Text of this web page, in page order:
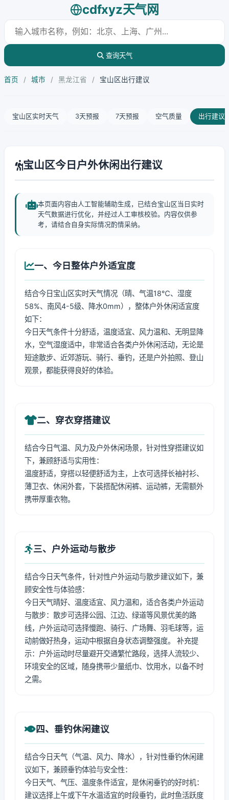
cdfxyz天气网
查询天气
首页 / 城市 / 黑龙江省 / 宝山区出行建议
宝山区实时天气 3天预报 7天预报 空气质量 出行建议
宝山区今日户外休闲出行建议
本页面内容由人工智能辅助生成，已结合宝山区当日实时
天气数据进行优化，并经过人工审核校验。内容仅供参
考，请结合自身实际情况酌情采纳。
一、今日整体户外适宜度
结合今日宝山区实时天气情况（晴、气温18℃、湿度
58%、南风4-5级、降水0mm），整体户外休闲适宜度
如下：
今日天气条件十分舒适，温度适宜、风力温和、无明显降
水，空气湿度适中，非常适合各类户外休闲活动，无论是
短途散步、近郊游玩、骑行、垂钓，还是户外拍照、登山
观景，都能获得良好的体验。
二、穿衣穿搭建议
结合今日气温、风力及户外休闲场景，针对性穿搭建议如
下，兼顾舒适与实用性：
温度舒适，穿搭以轻便舒适为主，上衣可选择长袖衬衫、
薄卫衣、休闲外套，下装搭配休闲裤、运动裤，无需额外
携带厚重衣物。
三、户外运动与散步
结合今日天气条件，针对性户外运动与散步建议如下，兼
顾安全性与体验感：
今日天气晴好、温度适宜、风力温和，适合各类户外运动
与散步：散步可选择公园、江边、绿道等风景优美的路
线，户外运动可选择慢跑、骑行、广场舞、羽毛球等，运
动前做好热身，运动中根据自身状态调整强度。 补充提
示：户外运动时尽量避开交通繁忙路段，选择人流较少、
环境安全的区域，随身携带少量纸巾、饮用水，以备不时
之需。
四、垂钓休闲建议
结合今日天气（气温、风力、降水），针对性垂钓休闲建
议如下，兼顾垂钓体验与安全性：
今日天气、气压、温度条件适宜，是休闲垂钓的好时机：
建议选择上午或下午水温适宜的时段垂钓，此时鱼活跃度